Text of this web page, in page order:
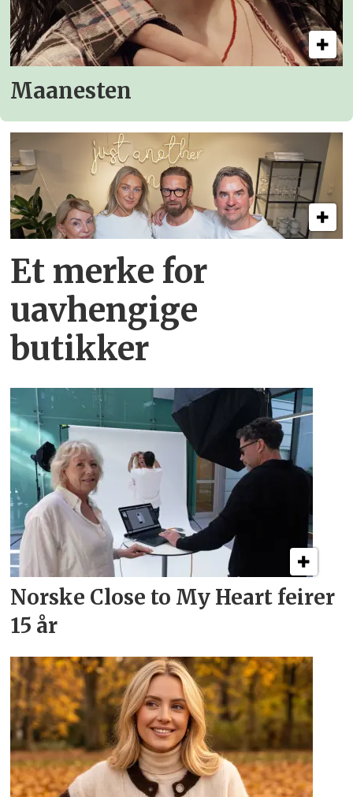
Maanesten
Et merke for
uavhengige
butikker
Norske Close to My Heart feirer
15 år